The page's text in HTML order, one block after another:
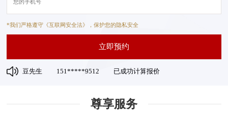
*我们严格遵守《互联网安全法》，保护您的隐私安全
立即预约
豆先生 151*****9512
已成功计算报价
王先生
176*****4236
已成功计算报价
何女士
155*****5954
已成功计算报价
尊享服务